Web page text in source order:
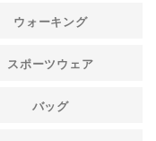
ウォーキング
スポーツウェア
バッグ